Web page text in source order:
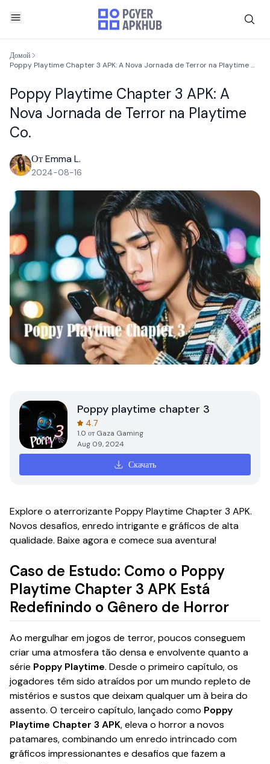
Домой
Poppy Playtime Chapter 3 APK: A Nova Jornada de Terror na Playtime Co.
Poppy Playtime Chapter 3 APK: A
Nova Jornada de Terror na Playtime
Co.
От Emma L.
2024-08-16
Poppy playtime chapter 3
4.7
1.0 от Gaza Gaming
Aug 09, 2024
Скачать
Explore o aterrorizante Poppy Playtime Chapter 3 APK.
Novos desafios, enredo intrigante e gráficos de alta
qualidade. Baixe agora e comece sua aventura!
Caso de Estudo: Como o Poppy
Playtime Chapter 3 APK Está
Redefinindo o Gênero de Horror
Ao mergulhar em jogos de terror, poucos conseguem
criar uma atmosfera tão densa e envolvente quanto a
série Poppy Playtime. Desde o primeiro capítulo, os
jogadores têm sido atraídos por um mundo repleto de
mistérios e sustos que deixam qualquer um à beira do
assento. O terceiro capítulo, lançado como Poppy
Playtime Chapter 3 APK, eleva o horror a novos
patamares, combinando um enredo intrincado com
gráficos impressionantes e desafios que fazem a